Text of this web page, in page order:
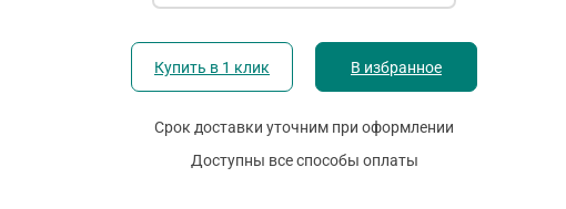
Купить в 1 клик В избранное
Срок доставки уточним при оформлении
Доступны все способы оплаты